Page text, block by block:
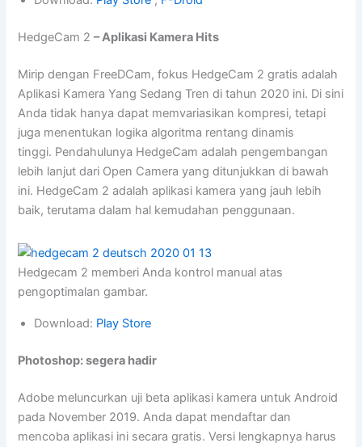
HedgeCam 2– Aplikasi Kamera Hits
Mirip dengan FreeDCam, fokus HedgeCam 2 gratis adalah
Aplikasi Kamera Yang Sedang Tren di tahun 2020 ini. Di sini
Anda tidak hanya dapat memvariasikan kompresi, tetapi
juga menentukan logika algoritma rentang dinamis
tinggi. Pendahulunya HedgeCam adalah pengembangan
lebih lanjut dari Open Camera yang ditunjukkan di bawah
ini. HedgeCam 2 adalah aplikasi kamera yang jauh lebih
baik, terutama dalam hal kemudahan penggunaan.
Hedgecam 2 memberi Anda kontrol manual atas
pengoptimalan gambar.
Download: Play Store
Photoshop: segera hadir
Adobe meluncurkan uji beta aplikasi kamera untuk Android
pada November 2019. Anda dapat mendaftar dan
mencoba aplikasi ini secara gratis. Versi lengkapnya harus